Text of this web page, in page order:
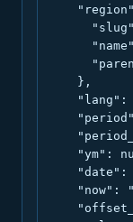
    },
"lang":
"ym":
"date":
"now":